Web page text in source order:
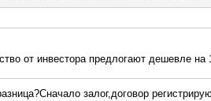
от инвестора предлогают дешевле на
залог,договор